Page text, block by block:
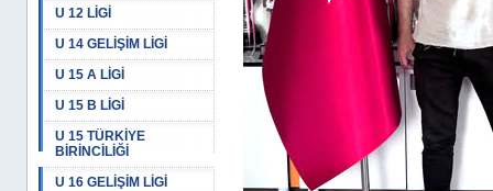
U 12 LİGİ
U 14 GELİŞİM LİGİ
U 15 A LİGİ
U 15 B LİGİ
U 15 TÜRKİYE
BİRİNCİLİĞİ
U 16 GELİŞİM LİGİ